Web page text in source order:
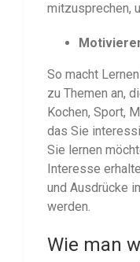
mitzusprechen,
So macht
zu Themen an,
Kochen, Sport,
das Sie
Sie lernen
Interesse
und Ausdrücke
werden.
Wie man